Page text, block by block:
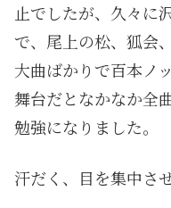
止でしたが、久々に
で、尾上の松、狐会
大曲ばかりで百本ノ
舞台だとなかなか全
勉強になりました。
汗だく、目を集中さ